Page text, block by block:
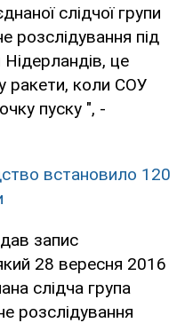
слідчої групи
розслідування під
це
ракети, коли СОУ
пуску ", -
встановило 120
запис
28 вересня 2016
слідча група
розслідування